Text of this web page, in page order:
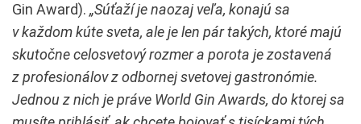
Gin Award). „Súťaží je naozaj veľa, konajú sa
v každom kúte sveta, ale je len pár takých, ktoré majú
skutočne celosvetový rozmer a porota je zostavená
z profesionálov z odbornej svetovej gastronómie.
Jednou z nich je práve World Gin Awards, do ktorej sa